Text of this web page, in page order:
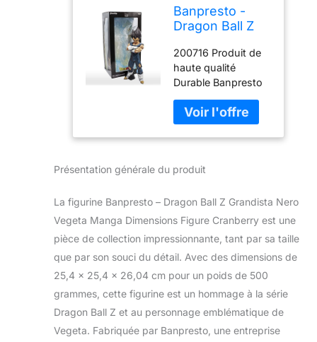
Banpresto -
Dragon Ball Z
Vegeta Manga
Dimensions
Figure
Cranberry
200716 Produit de
haute qualité
Durable Banpresto
Présentation générale du produit
La figurine Banpresto – Dragon Ball Z Grandista Nero
Vegeta Manga Dimensions Figure Cranberry est une
pièce de collection impressionnante, tant par sa taille
que par son souci du détail. Avec des dimensions de
25,4 x 25,4 x 26,04 cm pour un poids de 500
grammes, cette figurine est un hommage à la série
Dragon Ball Z et au personnage emblématique de
Vegeta. Fabriquée par Banpresto, une entreprise